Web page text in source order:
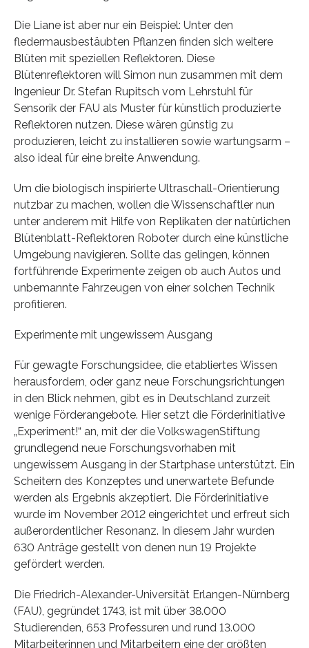
Die Liane ist aber nur ein Beispiel: Unter den
fledermausbestäubten Pflanzen finden sich weitere
Blüten mit speziellen Reflektoren. Diese
Blütenreflektoren will Simon nun zusammen mit dem
Ingenieur Dr. Stefan Rupitsch vom Lehrstuhl für
Sensorik der FAU als Muster für künstlich produzierte
Reflektoren nutzen. Diese wären günstig zu
produzieren, leicht zu installieren sowie wartungsarm –
also ideal für eine breite Anwendung.
Um die biologisch inspirierte Ultraschall-Orientierung
nutzbar zu machen, wollen die Wissenschaftler nun
unter anderem mit Hilfe von Replikaten der natürlichen
Blütenblatt-Reflektoren Roboter durch eine künstliche
Umgebung navigieren. Sollte das gelingen, können
fortführende Experimente zeigen ob auch Autos und
unbemannte Fahrzeugen von einer solchen Technik
profitieren.
Experimente mit ungewissem Ausgang
Für gewagte Forschungsidee, die etabliertes Wissen
herausfordern, oder ganz neue Forschungsrichtungen
in den Blick nehmen, gibt es in Deutschland zurzeit
wenige Förderangebote. Hier setzt die Förderinitiative
„Experiment!“ an, mit der die VolkswagenStiftung
grundlegend neue Forschungsvorhaben mit
ungewissem Ausgang in der Startphase unterstützt. Ein
Scheitern des Konzeptes und unerwartete Befunde
werden als Ergebnis akzeptiert. Die Förderinitiative
wurde im November 2012 eingerichtet und erfreut sich
außerordentlicher Resonanz. In diesem Jahr wurden
630 Anträge gestellt von denen nun 19 Projekte
gefördert werden.
Die Friedrich-Alexander-Universität Erlangen-Nürnberg
(FAU), gegründet 1743, ist mit über 38.000
Studierenden, 653 Professuren und rund 13.000
Mitarbeiterinnen und Mitarbeitern eine der größten